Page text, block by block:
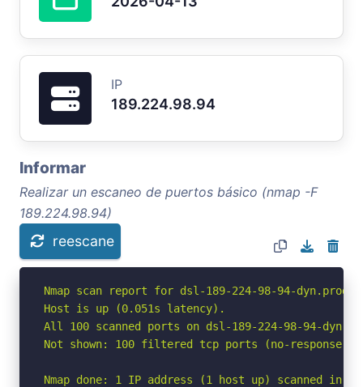
IP
189.224.98.94
Informar
Realizar un escaneo de puertos básico (nmap -F
189.224.98.94)
reescane
Nmap scan report for dsl-189-224-98-94-dyn.prod-
Host is up (0.051s latency).
All 100 scanned ports on dsl-189-224-98-94-
Not shown: 100 filtered tcp ports (no-response)
Nmap done: 1 IP address (1 host up) scanned in